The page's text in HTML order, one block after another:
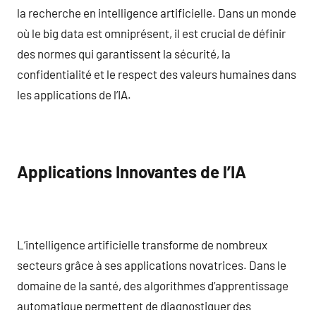
la recherche en intelligence artificielle. Dans un monde
où le big data est omniprésent, il est crucial de définir
des normes qui garantissent la sécurité, la
confidentialité et le respect des valeurs humaines dans
les applications de l’IA.
Applications Innovantes de l’IA
L’intelligence artificielle transforme de nombreux
secteurs grâce à ses applications novatrices. Dans le
domaine de la santé, des algorithmes d’apprentissage
automatique permettent de diagnostiquer des